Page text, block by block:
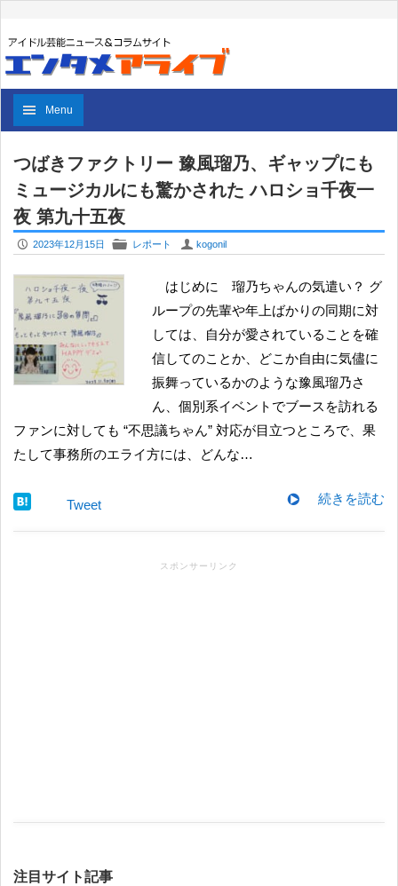
Menu
つばきファクトリー 豫風瑠乃、ギャップにも
ミュージカルにも驚かされた ハロショ千夜一
夜 第九十五夜
P 2023年12月15日 F レポート U kogonil
はじめに 瑠乃ちゃんの気遣い？ グ
ループの先輩や年上ばかりの同期に対
しては、自分が愛されていることを確
信してのことか、どこか自由に気儘に
振舞っているかのような豫風瑠乃さ
ん、個別系イベントでブースを訪れる
ファンに対しても “不思議ちゃん” 対応が目立つところで、果
たして事務所のエライ方には、どんな…
続きを読む
Tweet
スポンサーリンク
注目サイト記事